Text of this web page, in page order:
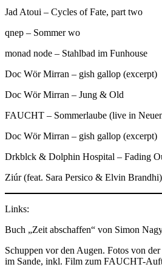
Jad Atoui – Cycles of Fate, part two
qnep – Sommer wo
monad node – Stahlbad im Funhouse
Doc Wör Mirran – gish gallop (excerpt)
Doc Wör Mirran – Jung & Old
FAUCHT – Sommerlaube (live in
Doc Wör Mirran – gish gallop (excerpt)
Drkblck & Dolphin Hospital – Fading
Ziúr (feat. Sara Persico & Elvin
Links:
Buch „Zeit abschaffen“ von Simon
Schuppen vor den Augen. Fotos von
im Sande, inkl. Film zum FAUCHT-